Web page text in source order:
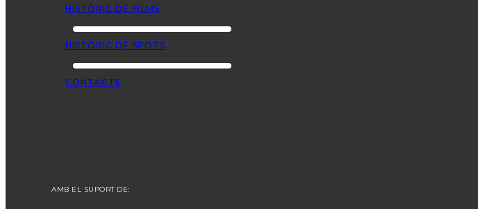
HISTÒRIC DE FILMS
HISTÒRIC DE SPOTS
CONTACTE
AMB EL SUPORT DE: